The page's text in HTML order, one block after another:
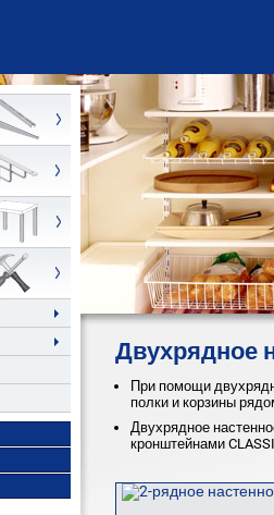
Двухрядное
При помощи
полки и корзины
Двухрядное
кронштейнами